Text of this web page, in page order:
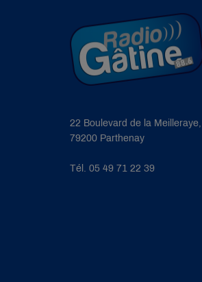
22 Boulevard de la Meilleraye,
79200 Parthenay
Tél. 05 49 71 22 39